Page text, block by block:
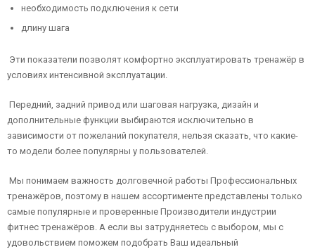
необходимость подключения к сети
длину шага
Эти показатели позволят комфортно эксплуатировать тренажёр в
условиях интенсивной эксплуатации.
Передний, задний привод или шаговая нагрузка, дизайн и
дополнительные функции выбираются исключительно в
зависимости от пожеланий покупателя, нельзя сказать, что какие-
то модели более популярны у пользователей.
Мы понимаем важность долговечной работы Профессиональных
тренажёров, поэтому в нашем ассортименте представлены только
самые популярные и проверенные Производители индустрии
фитнес тренажёров. А если вы затрудняетесь с выбором, мы с
удовольствием поможем подобрать Ваш идеальный